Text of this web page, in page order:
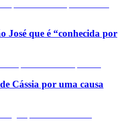
José que é “conhecida por
Cássia por uma causa